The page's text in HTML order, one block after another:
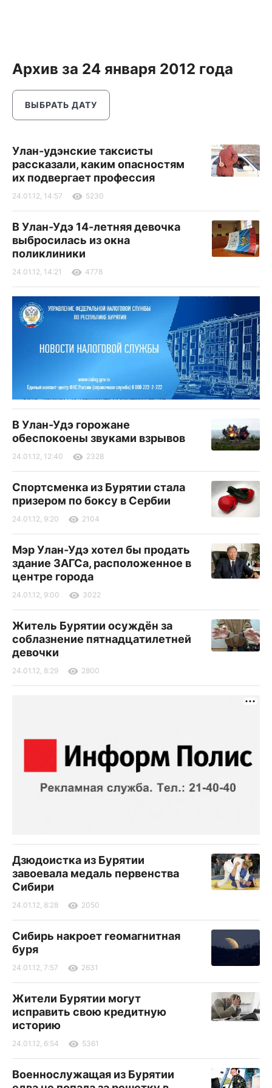
Архив за 24 января 2012 года
ВЫБРАТЬ ДАТУ
Улан-удэнские таксисты
рассказали, каким опасностям
их подвергает профессия
24.01.12, 14:57 5230
В Улан-Удэ 14-летняя девочка
выбросилась из окна
поликлиники
24.01.12, 14:21 4778
В Улан-Удэ горожане
обеспокоены звуками взрывов
24.01.12, 12:40 2328
Спортсменка из Бурятии стала
призером по боксу в Сербии
24.01.12, 9:20 2104
Мэр Улан-Удэ хотел бы продать
здание ЗАГСа, расположенное в
центре города
24.01.12, 9:00 3022
Житель Бурятии осуждён за
соблазнение пятнадцатилетней
девочки
24.01.12, 8:29 2800
Дзюдоистка из Бурятии
завоевала медаль первенства
Сибири
24.01.12, 8:28 2050
Сибирь накроет геомагнитная
буря
24.01.12, 7:57 2631
Жители Бурятии могут
исправить свою кредитную
историю
24.01.12, 6:54 5361
Военнослужащая из Бурятии